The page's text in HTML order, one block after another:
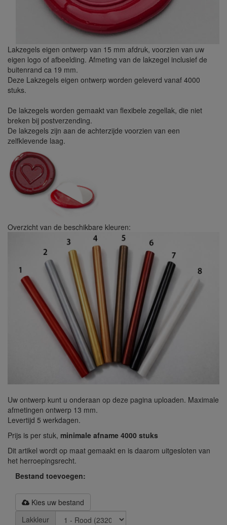
Lakzegels eigen ontwerp van 15 mm afdruk, voorzien van uw
eigen logo of afbeelding. Afmeting van de lakzegel inclusief de
buitenrand ca 19 mm.
Deze Lakzegels eigen ontwerp worden geleverd vanaf 4000
stuks.
De lakzegels worden gemaakt van flexibele zegellak, die niet
breken bij postverzending.
De lakzegels zijn aan de achterzijde voorzien van een
zelfklevende laag.
Overzicht van de beschikbare kleuren:
Uw ontwerp kunt u onderaan op deze pagina uploaden. Maximale
afmetingen ontwerp 13 mm.
Levertijd 5 werkdagen.
Prijs is per stuk, minimale afname 4000 stuks
Dit artikel wordt op maat gemaakt en is daarom uitgesloten van
het herroepingsrecht.
Bestand toevoegen:
Kies uw bestand
Lakkleur